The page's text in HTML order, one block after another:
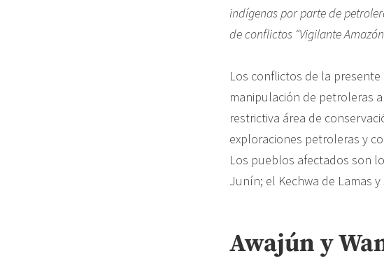
indígenas por parte de
de conflictos “Vigilante
Los conflictos de la
manipulación de petroleras
restrictiva área de
exploraciones petroleras y
Los pueblos afectados son
Junín; el Kechwa de Lamas
Awajún y